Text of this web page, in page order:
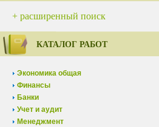
+ расширенный поиск
КАТАЛОГ РАБОТ
Экономика общая
Финансы
Банки
Учет и аудит
Менеджмент